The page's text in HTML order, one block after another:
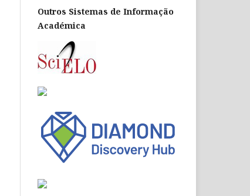
Outros Sistemas de Informação
Académica